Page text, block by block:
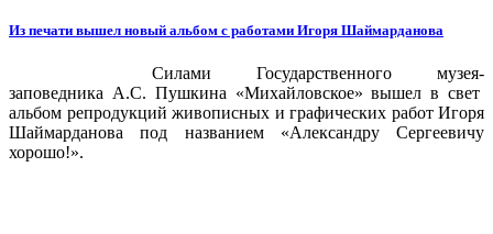
Из печати вышел новый альбом с работами Игоря Шаймарданова
Силами Государственного музея-
заповедника А.С. Пушкина «Михайловское» вышел в свет
альбом репродукций живописных и графических работ Игоря
Шаймарданова под названием «Александру Сергеевичу
хорошо!».